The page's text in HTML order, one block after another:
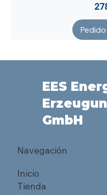
EES
GmbH
Navegación
Inicio
Tienda